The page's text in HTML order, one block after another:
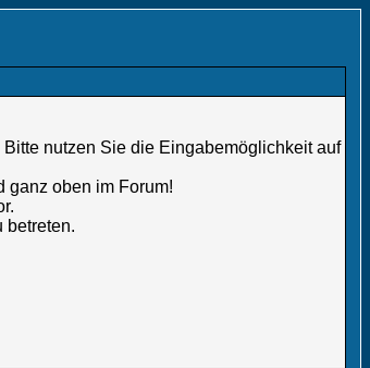
nutzen Sie die Eingabemöglichkeit auf
ganz oben im Forum!
betreten.